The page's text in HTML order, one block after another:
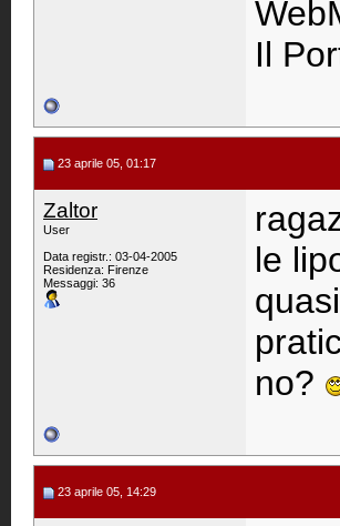
Il
23 aprile 05, 01:17
Zaltor
User
Data registr.: 03-04-2005
Residenza: Firenze
Messaggi: 36
le
no?
23 aprile 05, 14:29